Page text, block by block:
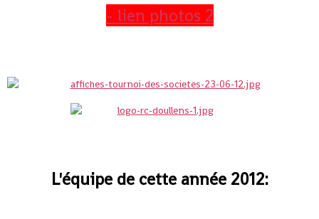
- lien photos 2
L'équipe de cette année 2012: